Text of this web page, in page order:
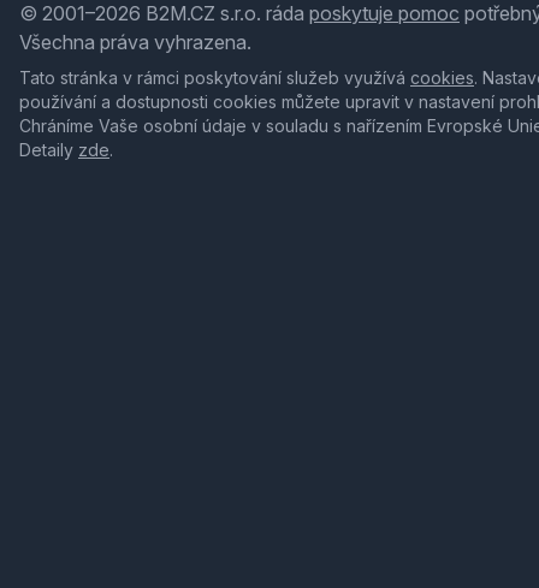
© 2001–2026 B2M.CZ s.r.o. ráda poskytuje pomoc
Všechna práva vyhrazena.
Tato stránka v rámci poskytování služeb využívá cookies.
používání a dostupnosti cookies můžete upravit v nastavení
Chráníme Vaše osobní údaje v souladu s nařízením Evropské
Detaily zde.